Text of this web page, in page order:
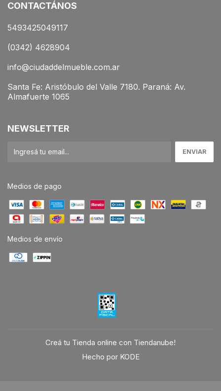
CONTACTÁNOS
5493425049117
(0342) 4628904
info@ciudaddelmueble.com.ar
Santa Fe: Aristóbulo del Valle 7180. Paraná: Av.
Almafuerte 1065
NEWSLETTER
Medios de pago
Medios de envío
Creá tu Tienda online con Tiendanube!
Hecho por KODE